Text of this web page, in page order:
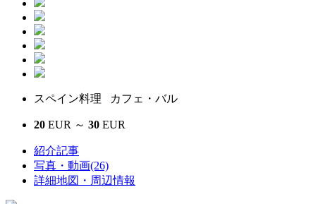
スペイン料理 カフェ・バル
20 EUR ～ 30 EUR
紹介記事
写真・動画(26)
詳細地図・周辺情報